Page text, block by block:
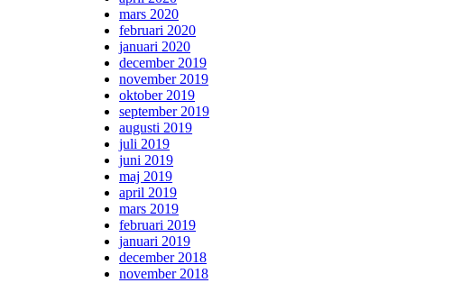
mars 2020
februari 2020
januari 2020
december 2019
november 2019
oktober 2019
september 2019
augusti 2019
juli 2019
juni 2019
maj 2019
april 2019
mars 2019
februari 2019
januari 2019
december 2018
november 2018